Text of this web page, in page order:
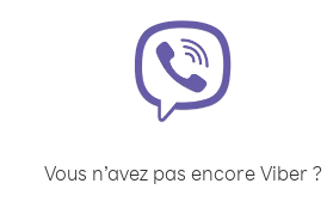
Vous n’avez pas encore Viber ?